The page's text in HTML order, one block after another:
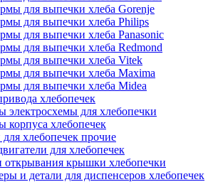
для выпечки хлеба Gorenje
для выпечки хлеба Philips
для выпечки хлеба Panasonic
для выпечки хлеба Redmond
для выпечки хлеба Vitek
для выпечки хлеба Maxima
для выпечки хлеба Midea
хлебопечек
электросхемы для хлебопечки
корпуса хлебопечек
для хлебопечек прочие
для хлебопечек
крышки хлебопечки
и детали для диспенсеров хлебопечек